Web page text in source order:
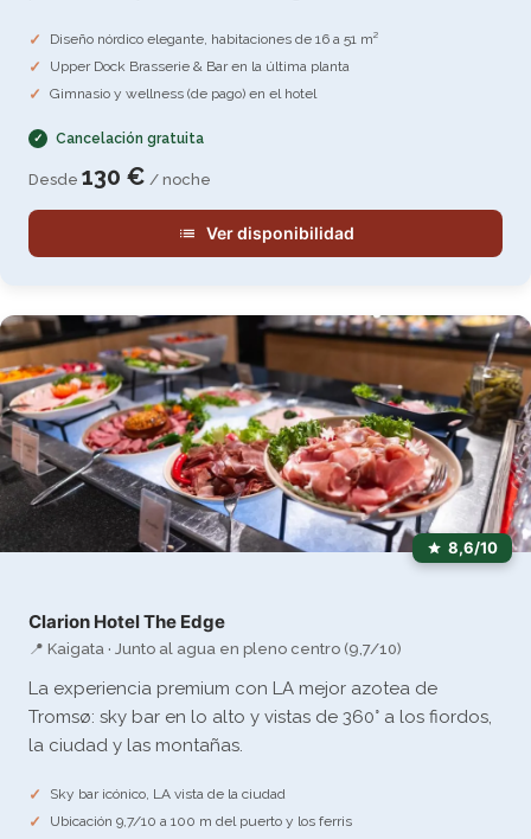
Diseño nórdico elegante, habitaciones de 16 a 51 m²
Upper Dock Brasserie & Bar en la última planta
Gimnasio y wellness (de pago) en el hotel
Cancelación gratuita
Desde 130 € / noche
Ver disponibilidad
8,6/10
Clarion Hotel The Edge
📍 Kaigata · Junto al agua en pleno centro (9,7/10)
La experiencia premium con LA mejor azotea de
Tromsø: sky bar en lo alto y vistas de 360° a los fiordos,
la ciudad y las montañas.
Sky bar icónico, LA vista de la ciudad
Ubicación 9,7/10 a 100 m del puerto y los ferris